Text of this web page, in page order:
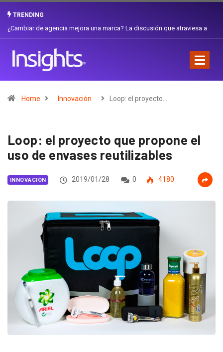
TRENDING
Gabriela Herrera y el arte de cambiarse el sombrero en Corporación
Home Innovación Loop: el proyecto…
Loop: el proyecto que propone el
uso de envases reutilizables
INNOVACIÓN 2019/01/28 0 4180